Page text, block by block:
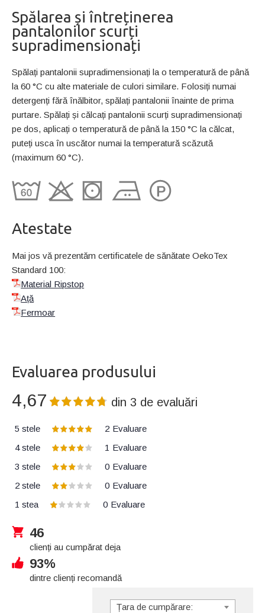
Spălarea și întreținerea
pantalonilor scurți
supradimensionați
Spălați pantalonii supradimensionați la o temperatură de până
la 60 °C cu alte materiale de culori similare. Folosiți numai
detergenți fără înălbitor, spălați pantalonii înainte de prima
purtare. Spălați și călcați pantalonii scurți supradimensionați
pe dos, aplicați o temperatură de până la 150 °C la călcat,
puteți usca în uscător numai la temperatură scăzută
(maximum 60 °C).
Atestate
Mai jos vă prezentăm certificatele de sănătate OekoTex
Standard 100:
Material Ripstop
Ață
Fermoar
Evaluarea produsului
4,67 din3 de evaluări
5 stele 2 Evaluare
4 stele
1 Evaluare
3 stele
0 Evaluare
2 stele
0 Evaluare
1 stea
0 Evaluare
46
clienți au cumpărat deja
93%
dintre clienți recomandă
Țara de cumpărare: